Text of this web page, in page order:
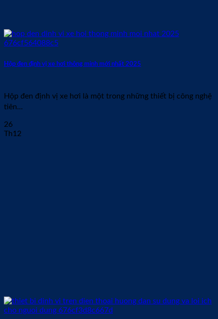
Hộp đen định vị xe hơi thông minh mới nhất 2025
Hộp đen định vị xe hơi là một trong những thiết bị công nghệ
tiên...
26
Th12